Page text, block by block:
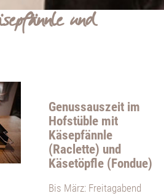
und
Genussauszeit im
Hofstüble mit
Käsepfännle
(Raclette) und
Käsetöpfle (Fondue)
Bis März: Freitagabend